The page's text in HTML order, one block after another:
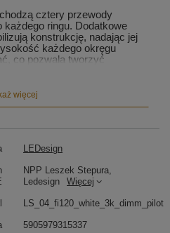
cztery przewody
każdego ringu. Dodatkowe
konstrukcję, nadając jej
każdego okręgu
co pozwala tworzyć
z antresolą czy w
na różnych poziomach
wygodną regulację
się w zestawie, co
więcej
LEDesign
NPP Leszek Stepura,
Ledesign
Więcej
LS_04_fi120_white_3k_dimm_pilot
5905979315337